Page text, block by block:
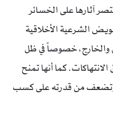
آثارها على الخسائر
الشرعية الأخلاقية
والخارج، خصوصاً في ظل
كما أنها تمنح
وتضعف من قدرته على كسب